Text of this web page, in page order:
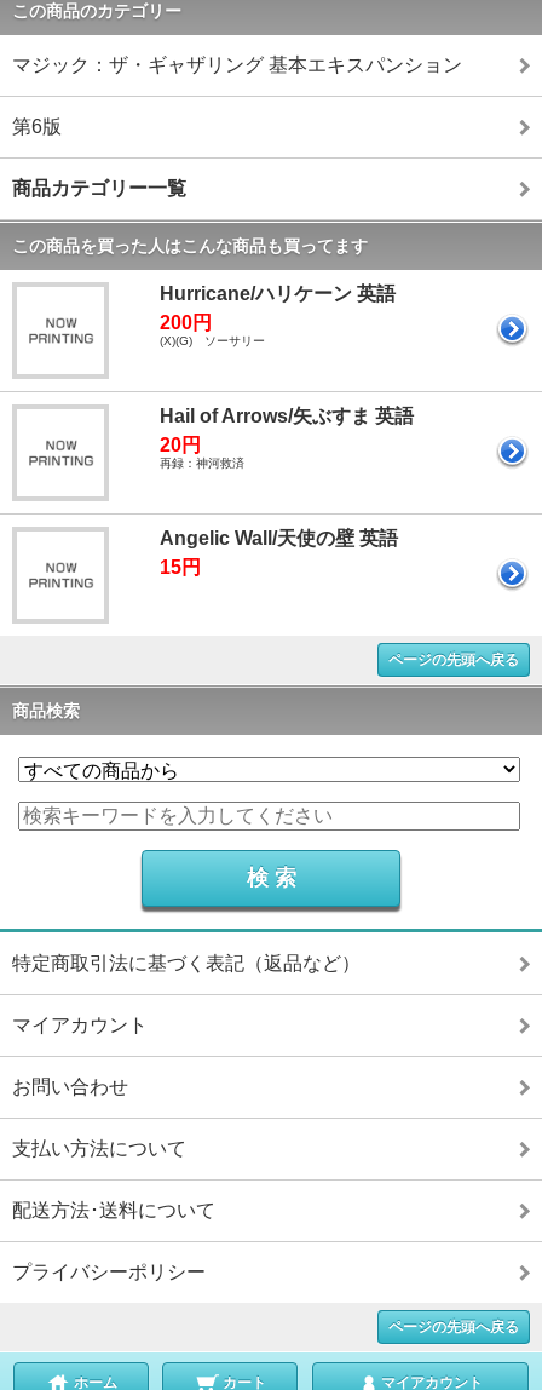
この商品のカテゴリー
マジック：ザ・ギャザリング 基本エキスパンション
第6版
商品カテゴリー一覧
この商品を買った人はこんな商品も買ってます
Hurricane/ハリケーン 英語
200円
(X)(G) ソーサリー
Hail of Arrows/矢ぶすま 英語
20円
再録：神河救済
Angelic Wall/天使の壁 英語
15円
ページの先頭へ戻る
商品検索
特定商取引法に基づく表記（返品など）
マイアカウント
お問い合わせ
支払い方法について
配送方法･送料について
プライバシーポリシー
ページの先頭へ戻る
ホーム カート マイアカウント